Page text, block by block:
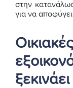
στην
για να